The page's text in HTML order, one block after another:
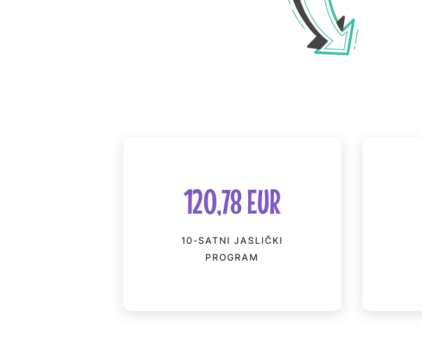
120,78 EUR
10-SATNI JASLIČKI
PROGRAM